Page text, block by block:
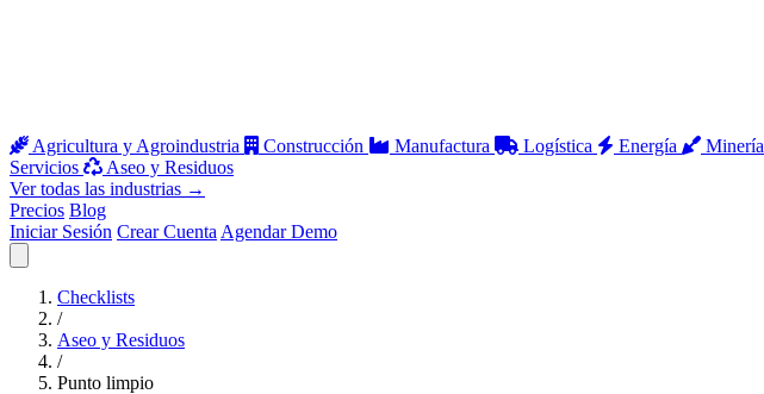
Agricultura y Agroindustria Construcción Manufactura Logística Energía Minería
Servicios
Aseo y Residuos
Ver todas las industrias →
Precios Blog
Iniciar Sesión Crear Cuenta Agendar Demo
Checklists
/
Aseo y Residuos
/
Punto limpio